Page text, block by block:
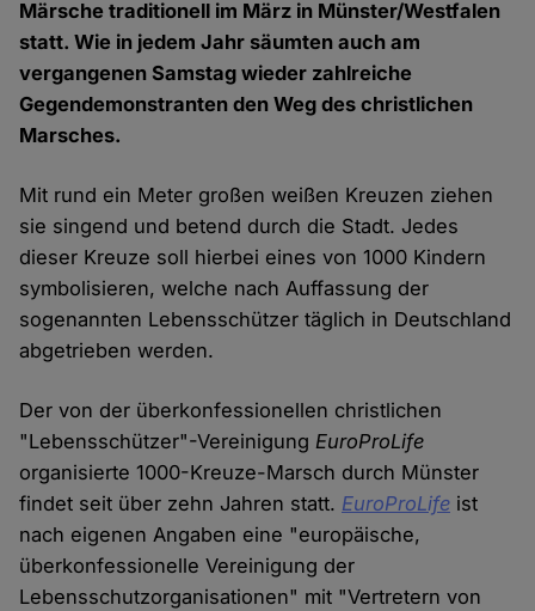
Märsche traditionell im März in Münster/Westfalen
statt. Wie in jedem Jahr säumten auch am
vergangenen Samstag wieder zahlreiche
Gegendemonstranten den Weg des christlichen
Marsches.
Mit rund ein Meter großen weißen Kreuzen ziehen
sie singend und betend durch die Stadt. Jedes
dieser Kreuze soll hierbei eines von 1000 Kindern
symbolisieren, welche nach Auffassung der
sogenannten Lebensschützer täglich in Deutschland
abgetrieben werden.
Der von der überkonfessionellen christlichen
"Lebensschützer"-VereinigungEuroProLife
organisierte 1000-Kreuze-Marsch durch Münster
findet seit über zehn Jahren statt. EuroProLife ist
nach eigenen Angaben eine "europäische,
überkonfessionelle Vereinigung der
Lebensschutzorganisationen" mit "Vertretern von